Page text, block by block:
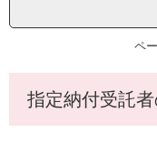
ペ
指定納付受託